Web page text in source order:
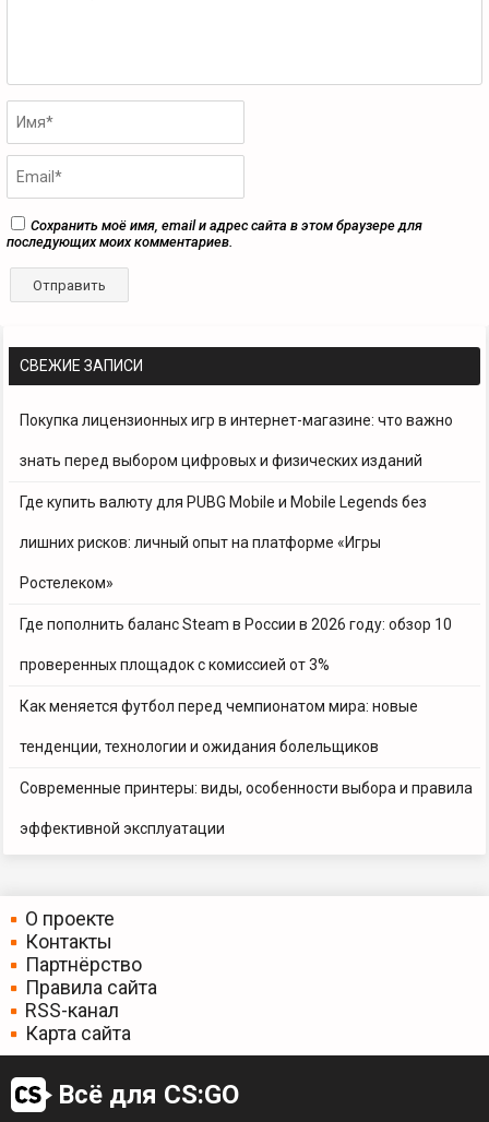
СВЕЖИЕ ЗАПИСИ
Покупка лицензионных игр в интернет-магазине: что важно
знать перед выбором цифровых и физических изданий
Где купить валюту для PUBG Mobile и Mobile Legends без
лишних рисков: личный опыт на платформе «Игры
Ростелеком»
Где пополнить баланс Steam в России в 2026 году: обзор 10
проверенных площадок с комиссией от 3%
Как меняется футбол перед чемпионатом мира: новые
тенденции, технологии и ожидания болельщиков
Современные принтеры: виды, особенности выбора и правила
эффективной эксплуатации
Сохранить моё имя, email и адрес сайта в этом браузере для
последующих моих комментариев.
О проекте
Контакты
Партнёрство
Правила сайта
RSS-канал
Карта сайта
Всё для CS:GO